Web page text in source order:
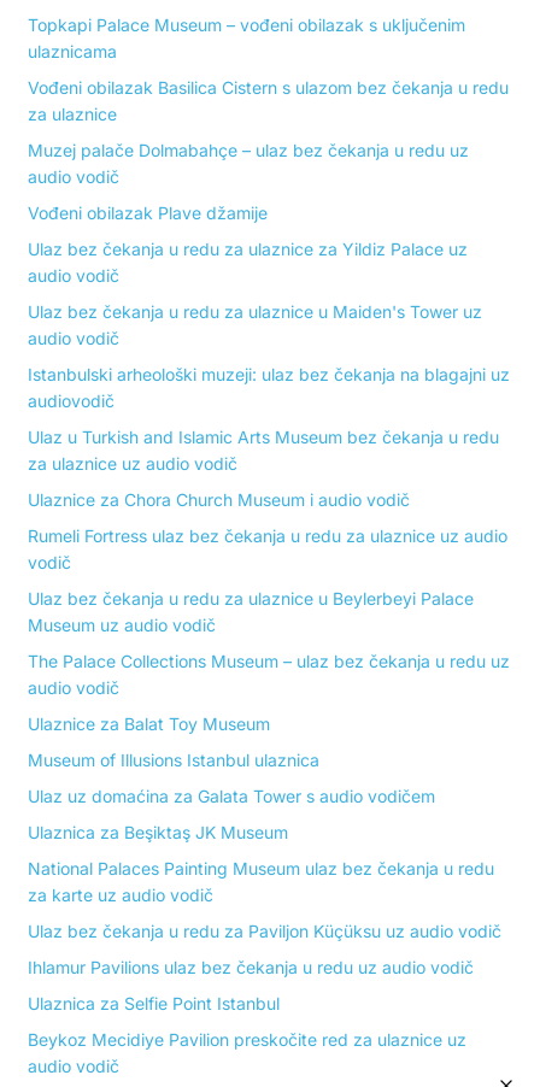
Topkapi Palace Museum – vođeni obilazak s uključenim
ulaznicama
Vođeni obilazak Basilica Cistern s ulazom bez čekanja u redu
za ulaznice
Muzej palače Dolmabahçe – ulaz bez čekanja u redu uz
audio vodič
Vođeni obilazak Plave džamije
Ulaz bez čekanja u redu za ulaznice za Yildiz Palace uz
audio vodič
Ulaz bez čekanja u redu za ulaznice u Maiden's Tower uz
audio vodič
Istanbulski arheološki muzeji: ulaz bez čekanja na blagajni uz
audiovodič
Ulaz u Turkish and Islamic Arts Museum bez čekanja u redu
za ulaznice uz audio vodič
Ulaznice za Chora Church Museum i audio vodič
Rumeli Fortress ulaz bez čekanja u redu za ulaznice uz audio
vodič
Ulaz bez čekanja u redu za ulaznice u Beylerbeyi Palace
Museum uz audio vodič
The Palace Collections Museum – ulaz bez čekanja u redu uz
audio vodič
Ulaznice za Balat Toy Museum
Museum of Illusions Istanbul ulaznica
Ulaz uz domaćina za Galata Tower s audio vodičem
Ulaznica za Beşiktaş JK Museum
National Palaces Painting Museum ulaz bez čekanja u redu
za karte uz audio vodič
Ulaz bez čekanja u redu za Paviljon Küçüksu uz audio vodič
Ihlamur Pavilions ulaz bez čekanja u redu uz audio vodič
Ulaznica za Selfie Point Istanbul
Beykoz Mecidiye Pavilion preskočite red za ulaznice uz
audio vodič